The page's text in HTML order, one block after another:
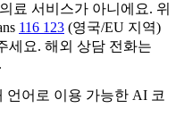
료 서비스가 아니에요. 위
116 123 (영국/EU 지역)
세요. 해외 상담 전화는
.
언어로 이용 가능한 AI 코